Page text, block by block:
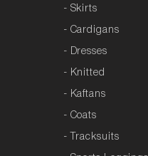
- Skirts
- Cardigans
- Dresses
- Knitted
- Kaftans
- Coats
- Tracksuits